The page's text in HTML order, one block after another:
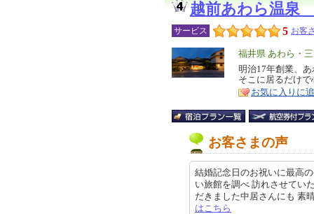
越前あわら温泉
サービス 5 お客
エ
リ
ア
福井県 あわら・
特
徴
明治17年創業、
そこに居るだけ
お気に入りに
お客さまの声
結婚記念日のお祝いに最高
い旅館を調べ 訪れさせてい
だきました中居さんにも
はこちら